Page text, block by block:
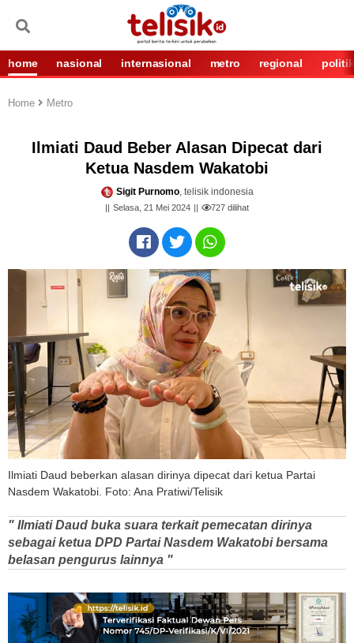
home nasional internasional metro regional politik
Home Metro
Ilmiati Daud Beber Alasan Dipecat dari
Ketua Nasdem Wakatobi
Sigit Purnomo, telisik indonesia
Selasa, 21 Mei 2024 727 dilihat
Ilmiati Daud beberkan alasan dirinya dipecat dari ketua Partai
Nasdem Wakatobi. Foto: Ana Pratiwi/Telisik
" Ilmiati Daud buka suara terkait pemecatan dirinya
sebagai ketua DPD Partai Nasdem Wakatobi bersama
belasan pengurus lainnya "